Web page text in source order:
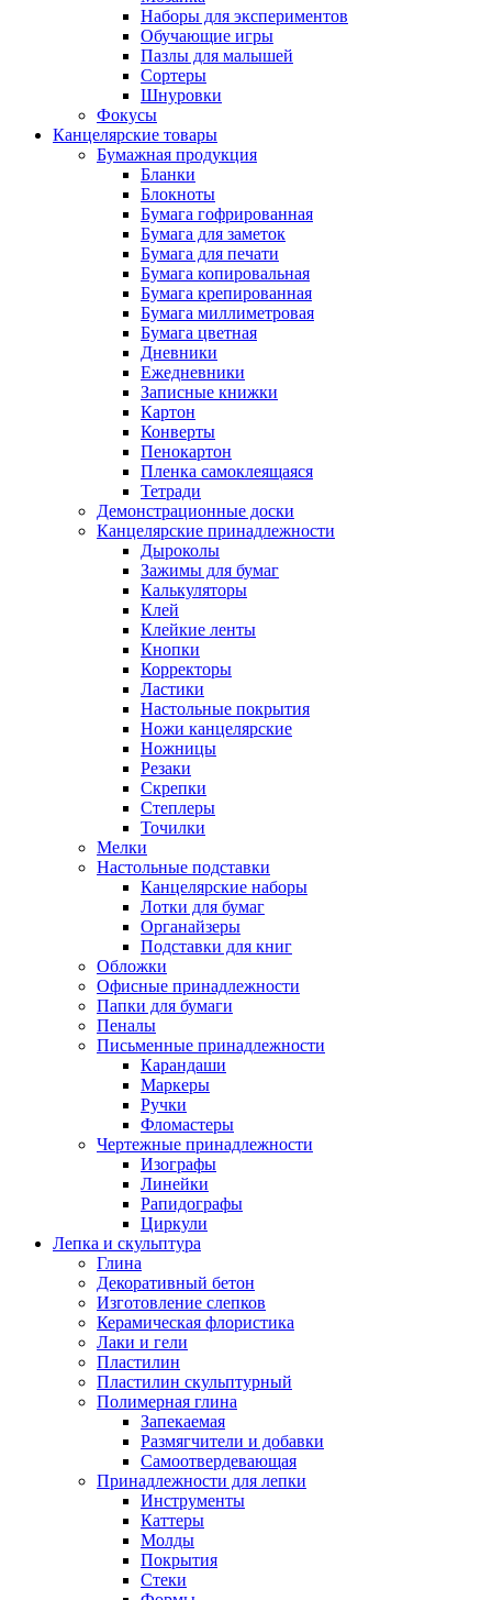
Наборы для экспериментов
Обучающие игры
Пазлы для малышей
Сортеры
Шнуровки
Фокусы
Канцелярские товары
Бумажная продукция
Бланки
Блокноты
Бумага гофрированная
Бумага для заметок
Бумага для печати
Бумага копировальная
Бумага крепированная
Бумага миллиметровая
Бумага цветная
Дневники
Ежедневники
Записные книжки
Картон
Конверты
Пенокартон
Пленка самоклеящаяся
Тетради
Демонстрационные доски
Канцелярские принадлежности
Дыроколы
Зажимы для бумаг
Калькуляторы
Клей
Клейкие ленты
Кнопки
Корректоры
Ластики
Настольные покрытия
Ножи канцелярские
Ножницы
Резаки
Скрепки
Степлеры
Точилки
Мелки
Настольные подставки
Канцелярские наборы
Лотки для бумаг
Органайзеры
Подставки для книг
Обложки
Офисные принадлежности
Папки для бумаги
Пеналы
Письменные принадлежности
Карандаши
Маркеры
Ручки
Фломастеры
Чертежные принадлежности
Изографы
Линейки
Рапидографы
Циркули
Лепка и скульптура
Глина
Декоративный бетон
Изготовление слепков
Керамическая флористика
Лаки и гели
Пластилин
Пластилин скульптурный
Полимерная глина
Запекаемая
Размягчители и добавки
Самоотвердевающая
Принадлежности для лепки
Инструменты
Каттеры
Молды
Покрытия
Стеки